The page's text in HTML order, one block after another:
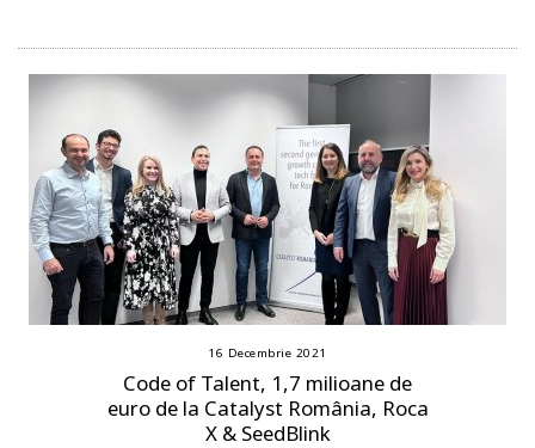
16 Decembrie 2021
Code of Talent, 1,7 milioane de
euro de la Catalyst România, Roca
X & SeedBlink